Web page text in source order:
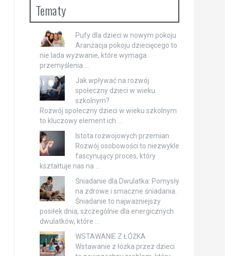
Tematy
Pufy dla dzieci w nowym pokoju
Aranżacja pokoju dziecięcego to
nie lada wyzwanie, które wymaga
przemyślenia …
Jak wpływać na rozwój
społeczny dzieci w wieku
szkolnym?
Rozwój społeczny dzieci w wieku szkolnym
to kluczowy element ich …
Istota rozwojowych przemian
Rozwój osobowości to niezwykle
fascynujący proces, który
kształtuje nas na …
Śniadanie dla Dwulatka: Pomysły
na zdrowe i smaczne śniadania.
Śniadanie to najważniejszy
posiłek dnia, szczególnie dla energicznych
dwulatków, które …
WSTAWANIE Z ŁÓŻKA
Wstawanie z łóżka przez dzieci